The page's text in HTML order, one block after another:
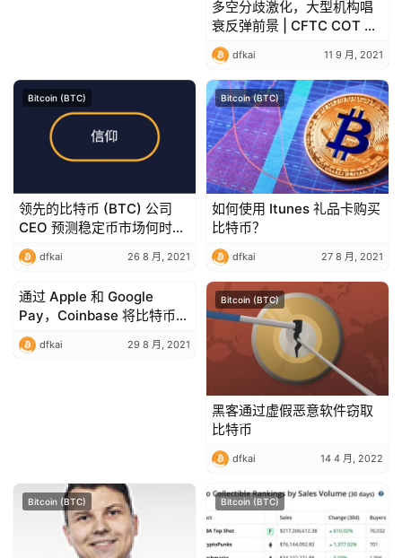
多空分歧激化，大型机构唱
衰反弹前景 | CFTC COT 加
密货币持仓周报
dfkai 11 9 月, 2021
Bitcoin (BTC)
领先的比特币 (BTC) 公司
CEO 预测稳定币市场何时将
达到 1 万亿美元
dfkai 26 8 月, 2021
Bitcoin (BTC)
如何使用 Itunes 礼品卡购买
比特币？
dfkai 27 8 月, 2021
Bitcoin (BTC)
通过 Apple 和 Google
Pay，Coinbase 将比特币带
给新的受众
dfkai 29 8 月, 2021
Bitcoin (BTC)
黑客通过虚假恶意软件窃取
比特币
dfkai 14 4 月, 2022
Bitcoin (BTC) Bitcoin (BTC)